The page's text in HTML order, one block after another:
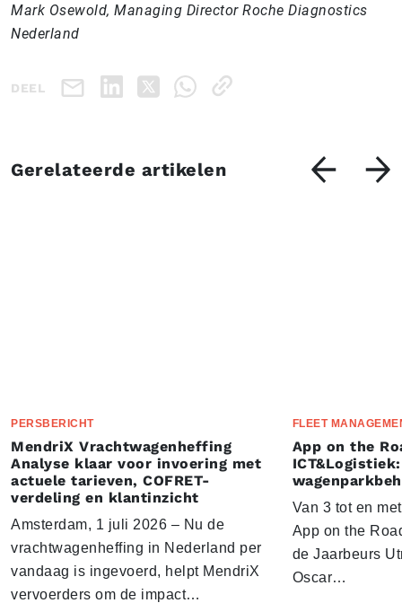
Mark Osewold, Managing Director Roche Diagnostics
Nederland
DEEL
Gerelateerde artikelen
PERSBERICHT
MendriX Vrachtwagenheffing
Analyse klaar voor invoering met
actuele tarieven, COFRET-
verdeling en klantinzicht
Amsterdam, 1 juli 2026 – Nu de
vrachtwagenheffing in Nederland per
vandaag is ingevoerd, helpt MendriX
vervoerders om de impact…
FLEET
App on the
Van 3 tot en
App on the
de Jaarbeurs
Oscar…